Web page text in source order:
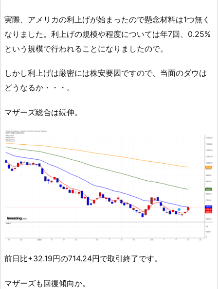
実際、アメリカの利上げが始まったので懸念材料は1つ無く
なりました。利上げの規模や程度については年7回、0.25%
という規模で行われることになりましたので。
しかし利上げは厳密には株安要因ですので、当面のダウは
どうなるか・・・。
マザーズ総合は続伸。
前日比+32.19円の714.24円で取引終了です。
マザーズも回復傾向か。